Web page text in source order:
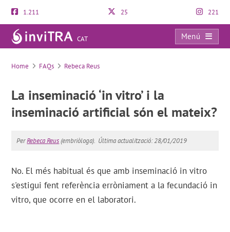
1.211 25 221
CAT
Menú
FAQs
Home FAQs Rebeca Reus
La inseminació ‘in vitro’ i la
inseminació artificial són el mateix?
PerRebeca Reus(embriòloga). Última actualització: 28/01/2019
No. El més habitual és que amb inseminació in vitro
s'estigui fent referència erròniament a la fecundació in
vitro, que ocorre en el laboratori.